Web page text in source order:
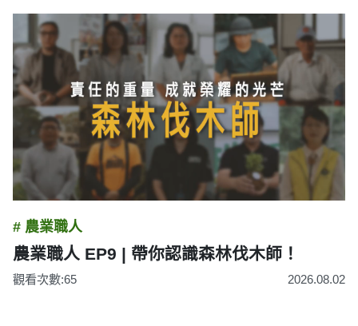
# 農業職人
農業職人 EP9 | 帶你認識森林伐木師！
觀看次數:65 2026.08.02